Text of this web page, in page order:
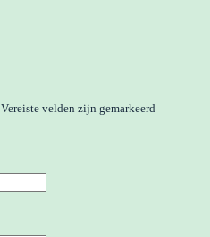
Vereiste velden zijn gemarkeerd